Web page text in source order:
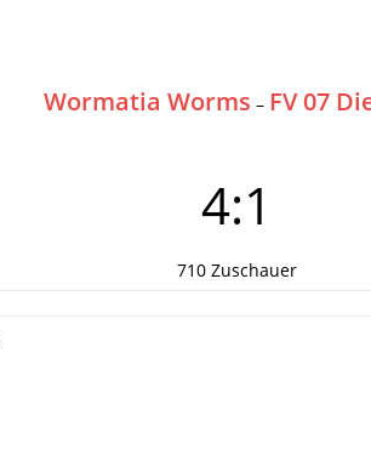
Wormatia Worms – FV 07
4:1
710 Zuschauer